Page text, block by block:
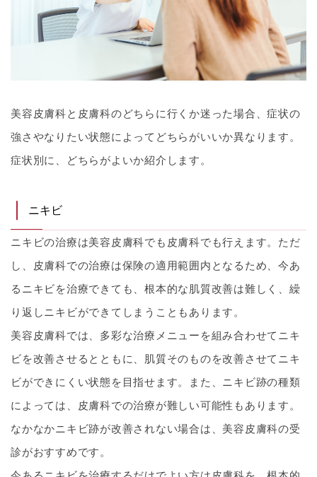
美容皮膚科と皮膚科のどちらに行くか迷った場合、症状の
強さやなりたい状態によってどちらがいいか異なります。
症状別に、どちらがよいか紹介します。
ニキビ
ニキビの治療は美容皮膚科でも皮膚科でも行えます。ただ
し、皮膚科での治療は保険の適用範囲内となるため、今あ
るニキビを治療できても、根本的な肌質改善は難しく、繰
り返しニキビができてしまうこともあります。
美容皮膚科では、多彩な治療メニューを組み合わせてニキ
ビを改善させるとともに、肌質そのものを改善させてニキ
ビができにくい状態を目指せます。また、ニキビ跡の種類
によっては、皮膚科での治療が難しい可能性もあります。
なかなかニキビ跡が改善されない場合は、美容皮膚科の受
診がおすすめです。